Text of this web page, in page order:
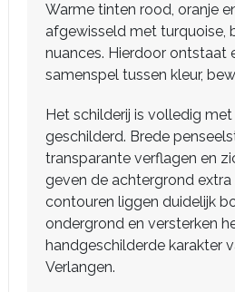
Warme tinten rood, oranje
afgewisseld met turquoise,
nuances. Hierdoor ontstaat
samenspel tussen kleur,
Het schilderij is volledig
geschilderd. Brede
transparante verflagen en
geven de achtergrond
contouren liggen duidelijk
ondergrond en versterken
handgeschilderde karakter
Verlangen.